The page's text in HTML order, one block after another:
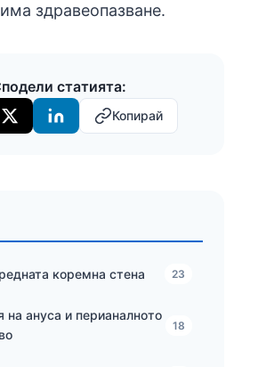
коремна стена 23
на ануса и перианалното
18
здравеопазване.
статията:
Копирай